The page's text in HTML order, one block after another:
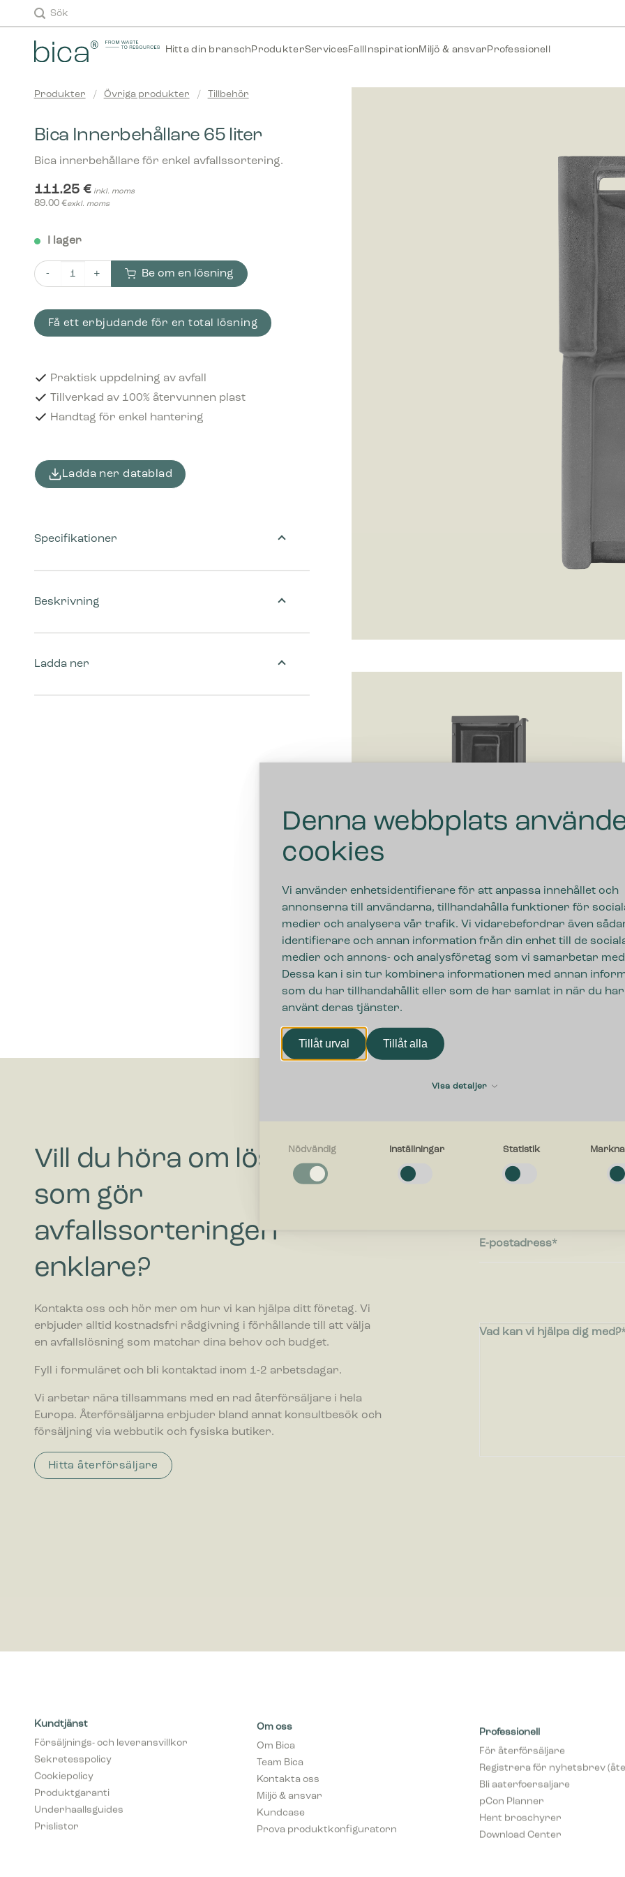
Denna webbplats
cookies
Vi använder enhetsidentifierare för att anpassa innehållet och
annonserna till användarna, tillhandahålla funktioner för
medier och analysera vår trafik. Vi vidarebefordrar även
identifierare och annan information från din enhet till de
medier och annons- och analysföretag som vi samarbetar
Dessa kan i sin tur kombinera informationen med annan
som du har tillhandahållit eller som de har samlat in när du har
använt deras tjänster.
Tillåt urval Tillåt alla
Visa detaljer
Nödvändig
Nödvändiga cookies låter dig använda webbplatsen genom att aktivera
Inställningar
Statistik
Cookies för statistik hjälper en webbplatsägare att förstå hur besökare interagerar
webbplatser genom att samla och rapportera in information anonymt.
Cookies för marknadsföring används för att spåra besökare på webbplatser.
visa annonser som är relevanta och engagerande för enskilda användare, och
Nödvändig Inställningar Statistik
to
content
Sök
Hitta din branschProdukterServicesFallInspirationMiljö & ansvarProfessionell
Produkter / Övriga produkter / Tillbehör
Bica Innerbehållare 65 liter
Bica innerbehållare för enkel avfallssortering.
111.25 € inkl. moms
89.00 €exkl. moms
I lager
Bica Innerbehållare 65 liter mängd
Be om en lösning
Få ett erbjudande för en total lösning
Praktisk uppdelning av avfall
Tillverkad av 100% återvunnen plast
Handtag för enkel hantering
Ladda ner datablad
Beskrivning
Ladda ner
Specifikationer
Vill du höra om lösningar
som gör
avfallssorteringen
enklare?
Kontakta oss och hör mer om hur vi kan hjälpa ditt företag. Vi
erbjuder alltid kostnadsfri rådgivning i förhållande till att välja
en avfallslösning som matchar dina behov och budget.
Fyll i formuläret och bli kontaktad inom 1-2 arbetsdagar.
Vi arbetar nära tillsammans med en rad återförsäljare i hela
Europa. Återförsäljarna erbjuder bland annat konsultbesök och
försäljning via webbutik och fysiska butiker.
Hitta återförsäljare
Förnamn
E-postadress
Vad kan vi hjälpa dig med?
Kundtjänst
Försäljnings- och leveransvillkor
Sekretesspolicy
Cookiepolicy
Produktgaranti
Underhaallsguides
Prislistor
Om oss
Om Bica
Team Bica
Kontakta oss
Miljö & ansvar
Kundcase
Prova produktkonfiguratorn
Registrera för nyhetsbrev
Bli aaterfoersaljare
Hent broschyrer
Download Center